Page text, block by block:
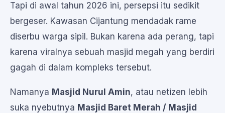
Tapi di awal tahun 2026 ini, persepsi itu sedikit
bergeser. Kawasan Cijantung mendadak rame
diserbu warga sipil. Bukan karena ada perang, tapi
karena viralnya sebuah masjid megah yang berdiri
gagah di dalam kompleks tersebut.
Namanya Masjid Nurul Amin, atau netizen lebih
suka nyebutnya Masjid Baret Merah / Masjid